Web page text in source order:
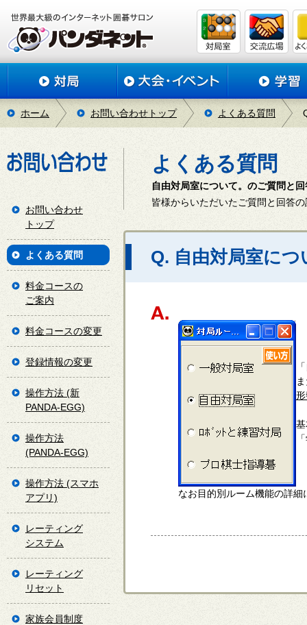
ホーム お問い合わせトップ よくある質問
よくある質問
自由対局室について。のご質問と
皆様からいただいたご質問と回答
Q. 自由対局室につ
なお目的別ルーム機能の詳細
お問い合わせ
トップ
よくある質問
料金コースの
ご案内
料金コースの変更
登録情報の変更
操作方法 (新
PANDA-EGG)
操作方法
(PANDA-EGG)
操作方法 (スマホ
アプリ)
レーティング
システム
レーティング
リセット
家族会員制度